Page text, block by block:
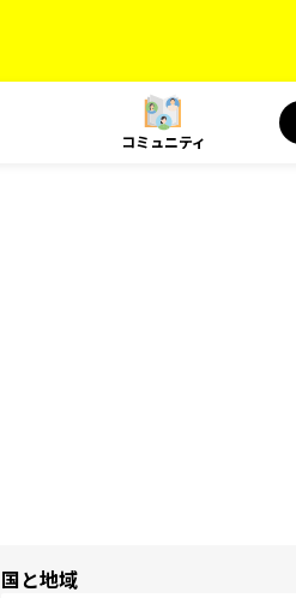
コミュニティ
国と地域